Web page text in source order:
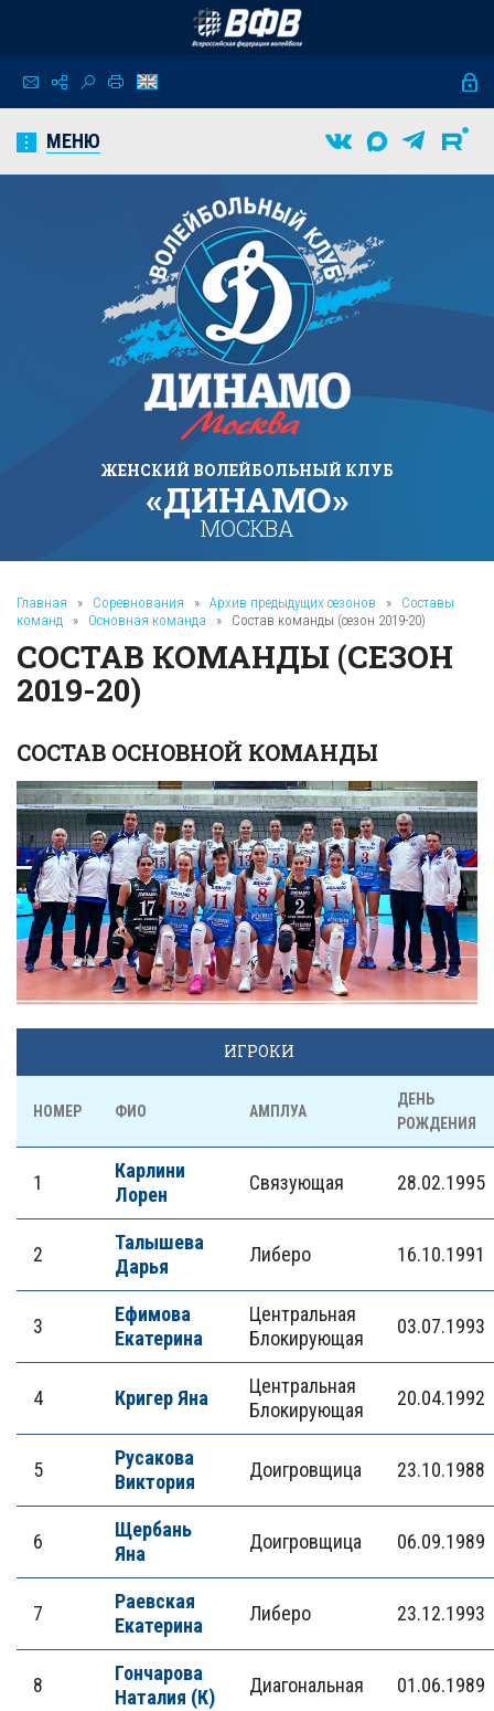
МЕНЮ
ЖЕНСКИЙ ВОЛЕЙБОЛЬНЫЙ КЛУБ
«ДИНАМО»
МОСКВА
Главная » Соревнования » Архив предыдущих сезонов »
Составы
команд
» Основная команда » Состав команды (сезон 2019-20)
СОСТАВ КОМАНДЫ (СЕЗОН
2019-20)
СОСТАВ ОСНОВНОЙ КОМАНДЫ
ИГРОКИ
НОМЕР ФИО АМПЛУА
ДЕНЬ
РОЖДЕНИЯ
1
Карлини
Лорен
Связующая 28.02.1995
2
Талышева
Дарья
Либеро 16.10.1991
3
Ефимова
Екатерина
Центральная
Блокирующая
03.07.1993
4 Кригер Яна
Центральная
Блокирующая
20.04.1992
5
Русакова
Виктория
Доигровщица 23.10.1988
6
Щербань
Яна
Доигровщица 06.09.1989
7
Раевская
Екатерина
Либеро 23.12.1993
8
Гончарова
Наталия (К)
Диагональная 01.06.1989